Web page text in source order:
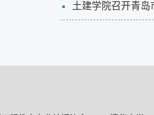
土建学院召开青